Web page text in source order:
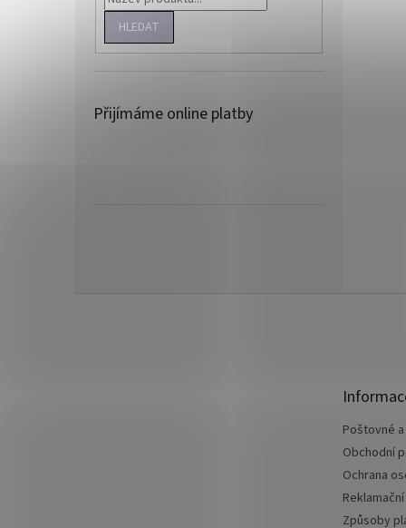
HLEDAT
Přijímáme online platby
Poštovné
Obchodní
Ochrana
Způsoby